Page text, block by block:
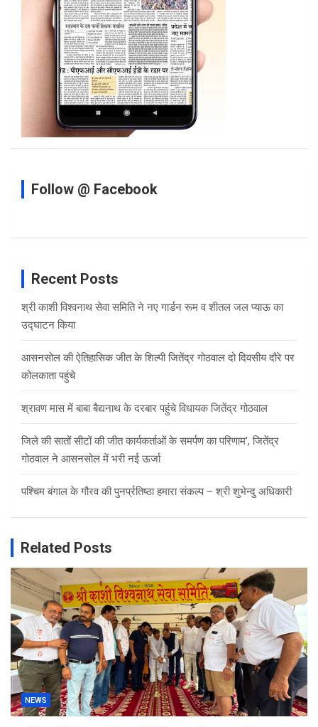
Follow @ Facebook
Recent Posts
श्री काशी विश्वनाथ सेवा समिति ने नए गार्डन रूम व शीतल जल प्याऊ का
उद्घाटन किया
आसनसोल की ऐतिहासिक जीत के शिल्पी जितेंद्र गोठवाल दो दिवसीय दौरे पर
कोलकाता पहुंचे
श्रावण मास में बाबा बैद्यनाथ के दरबार पहुंचे विधायक जितेंद्र गोठवाल
जिले की सातों सीटों की जीत कार्यकर्ताओं के समर्पण का परिणाम’, जितेंद्र
गोठवाल ने आसनसोल में भरी नई ऊर्जा
पश्चिम बंगाल के गौरव की पुनर्प्रतिष्ठा हमारा संकल्प – श्री शुभेन्दु अधिकारी
Related Posts
NEWS